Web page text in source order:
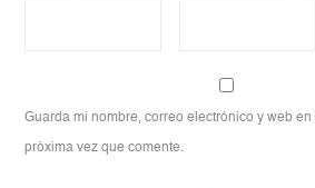
Guarda mi nombre, correo electrónico y web
próxima vez que comente.